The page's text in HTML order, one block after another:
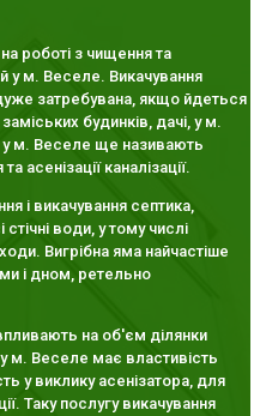
роботі з чищення та
у м. Веселе. Викачування
затребувана, якщо йдеться
будинків, дачі, у м.
у м. Веселе ще називають
асенізації каналізації.
і викачування септика,
стічні води, у тому числі
Вигрібна яма найчастіше
і дном, ретельно
на об'єм ділянки
м. Веселе має властивість
у виклику асенізатора, для
Таку послугу викачування